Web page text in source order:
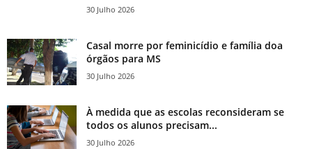
30 Julho 2026
Casal morre por feminicídio e família doa
órgãos para MS
30 Julho 2026
À medida que as escolas reconsideram se
todos os alunos precisam...
30 Julho 2026